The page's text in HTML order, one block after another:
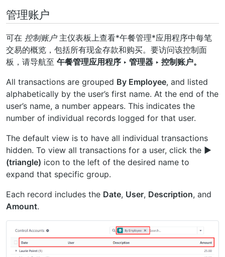
管理账户
可在 控制账户主仪表板上查看*午餐管理*应用程序中每笔
交易的概览，包括所有现金存款和购买。要访问该控制面
板，请导航至 午餐管理应用程序 ‣ 管理器 ‣ 控制账户。
All transactions are grouped By Employee, and listed
alphabetically by the user’s first name. At the end of the
user’s name, a number appears. This indicates the
number of individual records logged for that user.
The default view is to have all individual transactions
hidden. To view all transactions for a user, click the ▶
(triangle) icon to the left of the desired name to
expand that specific group.
Each record includes the Date, User, Description, and
Amount.